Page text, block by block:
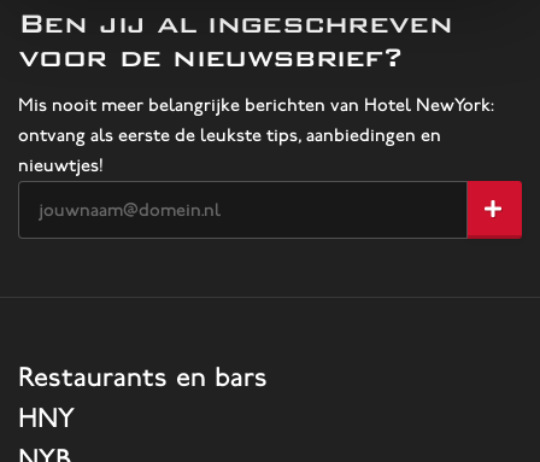
Ben jij al ingeschreven
voor de nieuwsbrief?
Mis nooit meer belangrijke berichten van Hotel NewYork:
ontvang als eerste de leukste tips, aanbiedingen en
nieuwtjes!
Restaurants en bars
HNY